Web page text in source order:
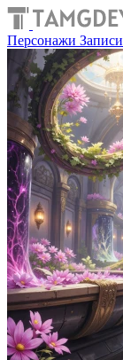
Персонажи Записи